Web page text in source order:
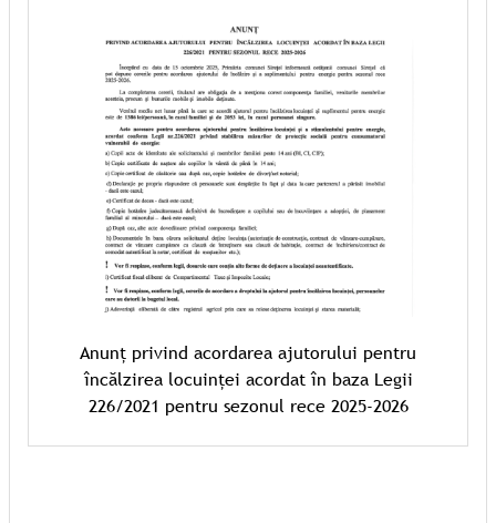
Anunț privind acordarea ajutorului pentru
încălzirea locuinței acordat în baza Legii
226/2021 pentru sezonul rece 2025-2026